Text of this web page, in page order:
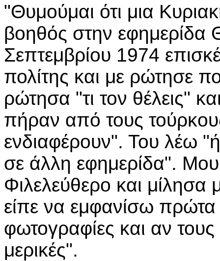
"Θυμούμαι ότι μια
βοηθός στην
Σεπτεμβρίου 1974
πολίτης και με ρώτησε
ρώτησα "τι τον θέλεις"
πήραν από τους
ενδιαφέρουν". Του λέω
σε άλλη εφημερίδα". Μου
Φιλελεύθερο και
είπε να εμφανίσω
φωτογραφίες και αν
μερικές".